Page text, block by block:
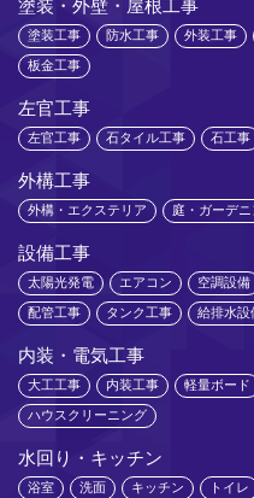
塗装・外壁・屋根工事
塗装工事 防水工事 外装工事
板金工事
左官工事
左官工事 石タイル工事 石工事
外構工事
外構・エクステリア 庭・ガーデ
設備工事
太陽光発電 エアコン 空調設備
配管工事 タンク工事 給排水設
内装・電気工事
大工工事 内装工事 軽量ボード
ハウスクリーニング
水回り・キッチン
浴室 洗面 キッチン トイレ